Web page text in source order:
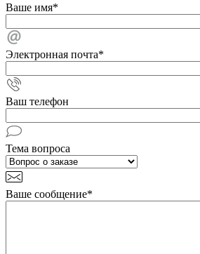
Ваше имя*
Электронная почта*
Ваш телефон
Тема вопроса
Ваше сообщение*